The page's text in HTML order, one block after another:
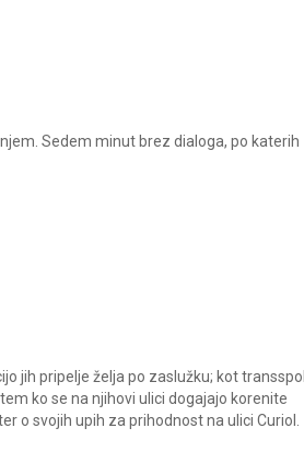
Sedem minut brez dialoga, po katerih
jih pripelje želja po zaslužku; kot
ko se na njihovi ulici dogajajo korenite
o svojih upih za prihodnost na ulici Curiol.